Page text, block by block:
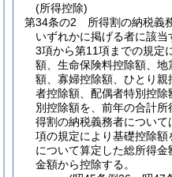
(所得控除)
第34条の2
所得割の納税義
いずれかに掲げる者に該
3項から第11項までの規定
額、生命保険料控除額、
額、寡婦控除額、ひとり
者控除額、配偶者特別控
別控除額を、前年の合計
得割の納税義務者につい
項の規定により基礎控除
について算定した総所得
金額から控除する。